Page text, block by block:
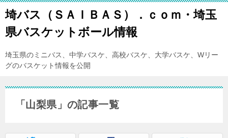
埼バス（ＳＡＩＢＡＳ）．ｃｏｍ・埼玉
県バスケットボール情報
埼玉県のミニバス、中学バスケ、高校バスケ、大学バスケ、Wリー
グのバスケット情報を公開
「山梨県」の記事一覧